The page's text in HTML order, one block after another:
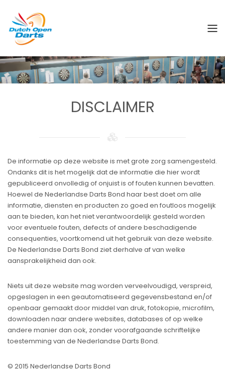
DISCLAIMER
De informatie op deze website is met grote zorg samengesteld.
Ondanks dit is het mogelijk dat de informatie die hier wordt
gepubliceerd onvolledig of onjuist is of fouten kunnen bevatten.
Hoewel de Nederlandse Darts Bond haar best doet om alle
informatie, diensten en producten zo goed en foutloos mogelijk
aan te bieden, kan het niet verantwoordelijk gesteld worden
voor eventuele fouten, defects of andere beschadigende
consequenties, voortkomend uit het gebruik van deze website.
De Nederlandse Darts Bond ziet derhalve af van welke
aansprakelijkheid dan ook.
Niets uit deze website mag worden verveelvoudigd, verspreid,
opgeslagen in een geautomatiseerd gegevensbestand en/of
openbaar gemaakt door middel van druk, fotokopie, microfilm,
downloaden naar andere websites, databases of op welke
andere manier dan ook, zonder voorafgaande schriftelijke
toestemming van de Nederlandse Darts Bond.
© 2015 Nederlandse Darts Bond